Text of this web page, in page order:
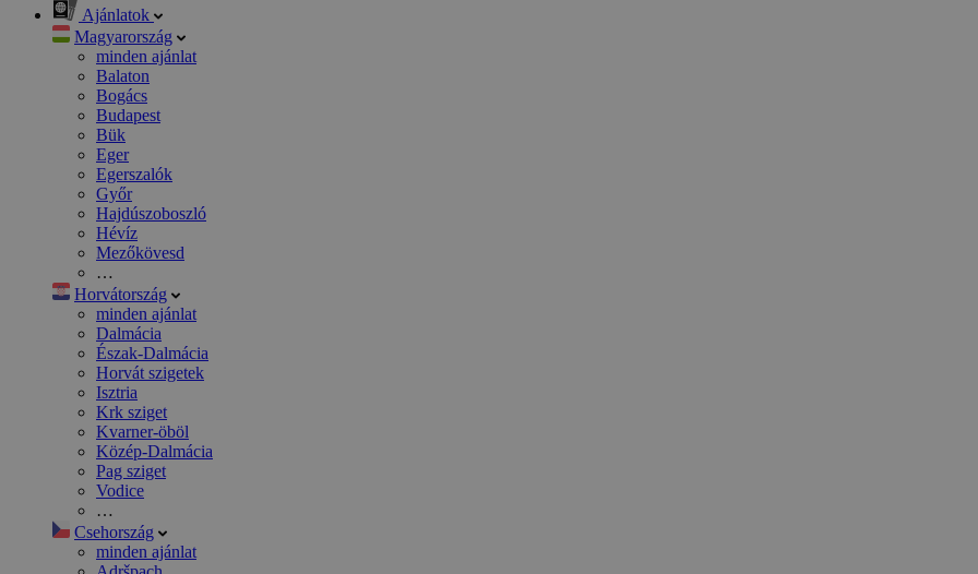
Ajánlatok
Magyarország
minden ajánlat
Balaton
Bogács
Budapest
Bük
Eger
Egerszalók
Győr
Hajdúszoboszló
Hévíz
Mezőkövesd
…
Horvátország
minden ajánlat
Dalmácia
Észak-Dalmácia
Horvát szigetek
Isztria
Krk sziget
Kvarner-öböl
Közép-Dalmácia
Pag sziget
Vodice
…
Csehország
minden ajánlat